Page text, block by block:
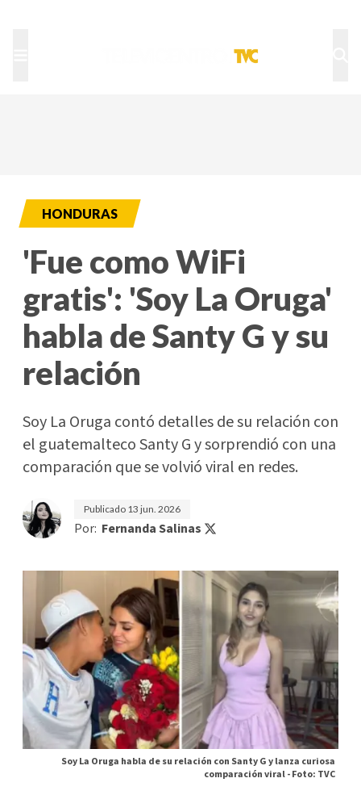
HONDURAS
'Fue como WiFi
gratis': 'Soy La Oruga'
habla de Santy G y su
relación
Soy La Oruga contó detalles de su relación con
el guatemalteco Santy G y sorprendió con una
comparación que se volvió viral en redes.
Publicado 13 jun. 2026
Por: Fernanda Salinas
Soy La Oruga habla de su relación con Santy G y lanza curiosa
comparación viral -Foto: TVC